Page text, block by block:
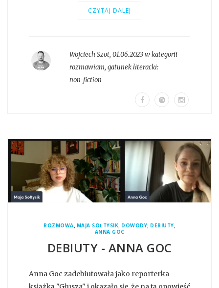
CZYTAJ DALEJ
Wojciech Szot, 01.06.2023 w kategorii
rozmawiam, gatunek literacki:
non-fiction
ROZMOWA, MAJA SOŁTYSIK, DOWODY, DEBIUTY,
ANNA GOC
DEBIUTY - ANNA GOC
Anna Goc zadebiutowała jako reporterka